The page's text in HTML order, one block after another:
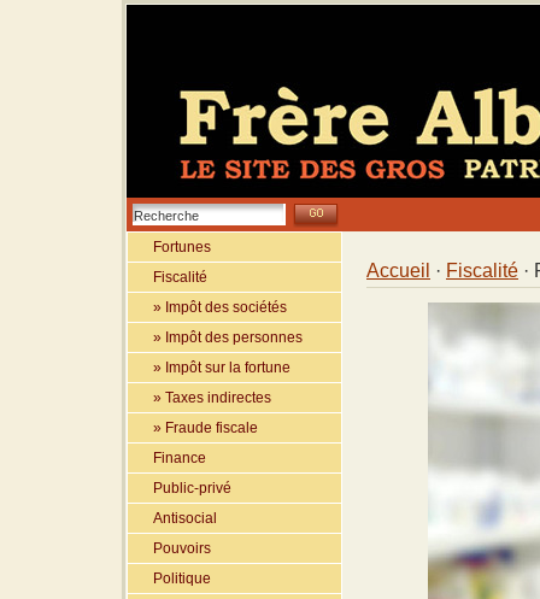
Fortunes
Fiscalité
» Impôt des sociétés
» Impôt des personnes
» Impôt sur la fortune
» Taxes indirectes
» Fraude fiscale
Finance
Public-privé
Antisocial
Pouvoirs
Politique
Accueil · Fiscalité ·